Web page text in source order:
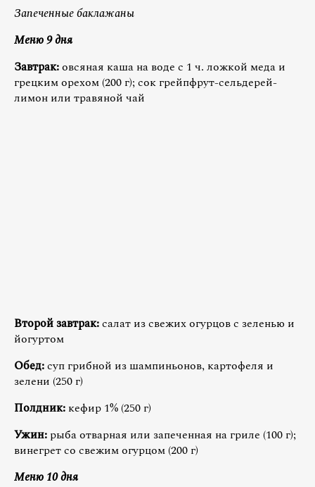
Запеченные баклажаны
Меню 9 дня
Завтрак:овсяная каша на воде с 1 ч. ложкой меда и
грецким орехом (200 г); сок грейпфрут-сельдерей-
лимон или травяной чай
Второй завтрак:салат из свежих огурцов с зеленью и
йогуртом
Обед:суп грибной из шампиньонов, картофеля и
зелени (250 г)
Полдник: кефир 1% (250 г)
Ужин: рыба отварная или запеченная на гриле (100 г);
винегрет со свежим огурцом (200 г)
Меню 10 дня